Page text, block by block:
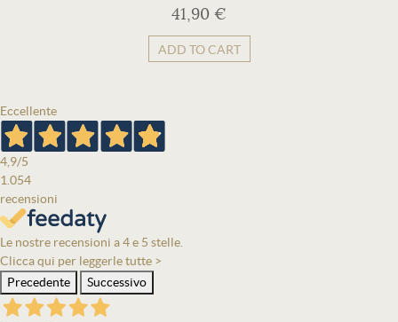
41,90 €
ADD TO CART
Eccellente
4,9/5
1.054
recensioni
Le nostre recensioni a 4 e 5 stelle.
Clicca qui per leggerle tutte >
Precedente
Successivo